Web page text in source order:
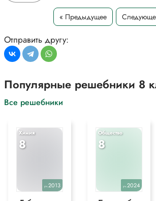
Задание учебника 2013 года
Указать значения x (если они существуют),
функций y=-x+1 и y=x+2 одновременно:
отрицательны; 3) больше 1; 4) больше 2.
Ответ проиллюстрировать с помощью
построенных на одной координатной плоскости.
для более полного понимания решения.
« Предыдущее
Отправить другу:
Популярные решебники 8
Все решебники
Химия
8
уч.2013
Общество
8
уч.2024